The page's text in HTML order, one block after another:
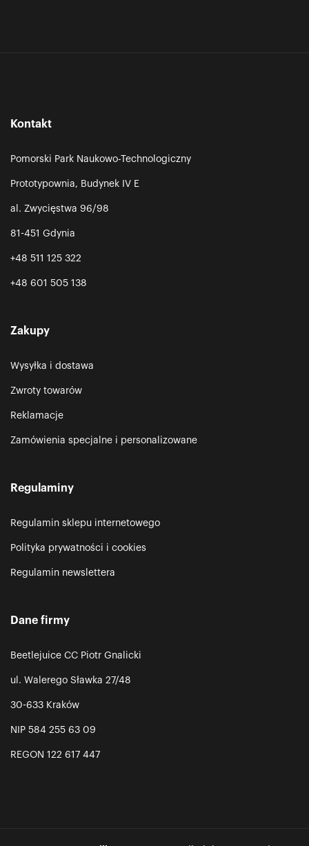
Kontakt
Pomorski Park Naukowo-Technologiczny
Prototypownia, Budynek IV E
al. Zwycięstwa 96/98
81-451 Gdynia
+48 511 125 322
+48 601 505 138
Zakupy
Wysyłka i dostawa
Zwroty towarów
Reklamacje
Zamówienia specjalne i personalizowane
Regulaminy
Regulamin sklepu internetowego
Polityka prywatności i cookies
Regulamin newslettera
Dane firmy
Beetlejuice CC Piotr Gnalicki
ul. Walerego Sławka 27/48
30-633 Kraków
NIP 584 255 63 09
REGON 122 617 447